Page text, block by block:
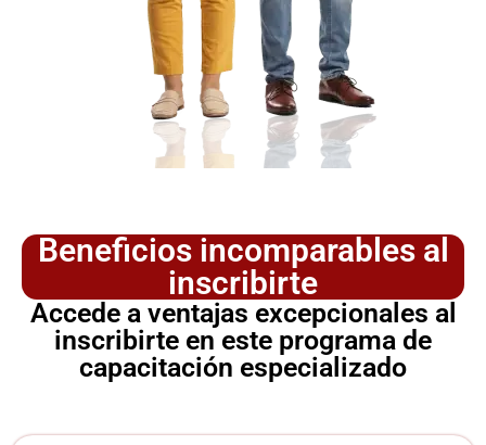
Beneficios incomparables al
inscribirte
Accede a ventajas excepcionales al
inscribirte en este programa de
capacitación especializado